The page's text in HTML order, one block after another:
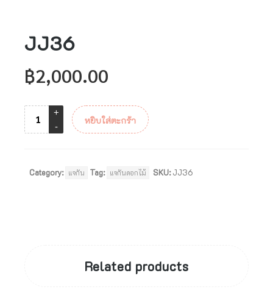
JJ36
฿2,000.00
หยิบใส่ตะกร้า
Category: แจกัน Tag: แจกันดอกไม้ SKU:JJ36
Related products